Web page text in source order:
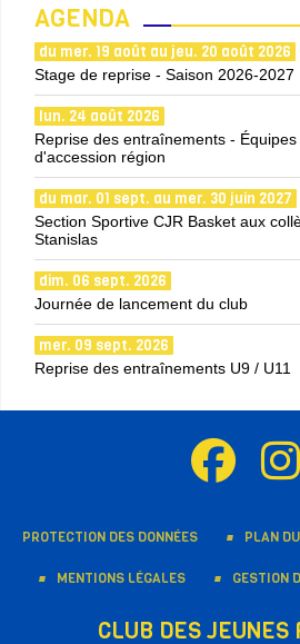
AGENDA
du mer. 19 août au jeu. 20 août 2026
Stage de reprise - Saison 2026-2027
lun. 24 août 2026
Reprise des entraînements -
d'accession région
du mar. 01 sept. au mer. 30 juin 2027
Section Sportive CJR Basket aux
Stanislas
dim. 06 sept. 2026
Journée de lancement du club
mer. 09 sept. 2026
Reprise des entraînements U9 / U11
PROTECTION DES DONNÉES PLAN
MENTIONS LÉGALES GESTION
CLUB DES JEUNES